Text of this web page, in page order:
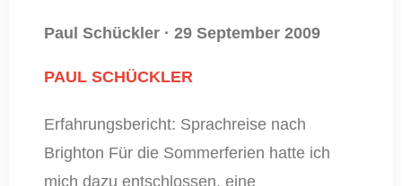
Paul Schückler · 29 September 2009
PAUL SCHÜCKLER
Erfahrungsbericht: Sprachreise nach
Brighton Für die Sommerferien hatte ich
mich dazu entschlossen, eine